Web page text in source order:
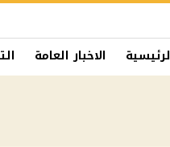
الاخبار العامة